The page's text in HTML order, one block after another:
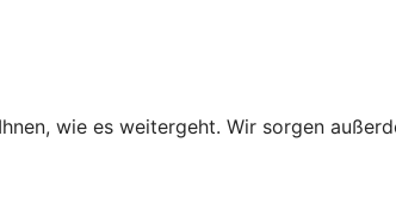
wie es weitergeht. Wir sorgen